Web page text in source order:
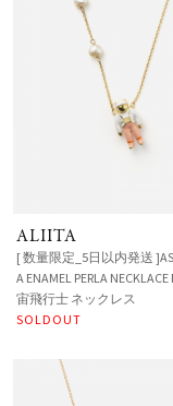
ALIITA
[ 数量限定_5日以内発送
A ENAMEL PERLA
宙飛行士 ネックレス
SOLDOUT